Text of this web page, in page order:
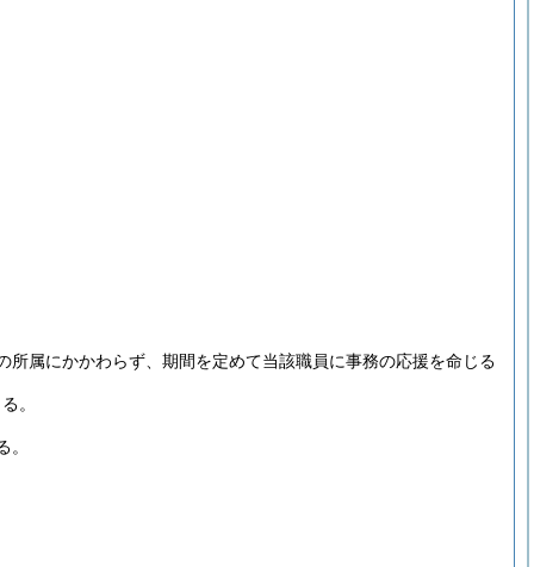
属にかかわらず、期間を定めて当該職員に事務の応援を命じる
。